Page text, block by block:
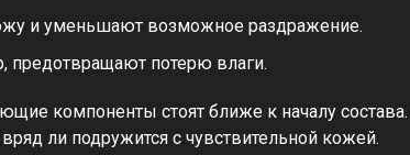
и уменьшают возможное раздражение.
предотвращают потерю влаги.
компоненты стоят ближе к началу
ли подружится с чувствительной кожей.